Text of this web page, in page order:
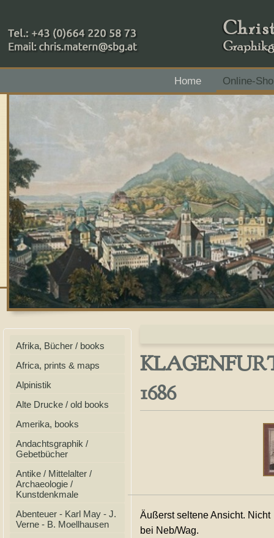
+43 (0)664 220 58 73
Home
Online-
Zahlungsmethoden: RAIBA - Flachgau Mitte - IBAN
Afrika, Bücher / books
Africa, prints & maps
Alpinistik
Alte Drucke / old books
Amerika, books
Andachtsgraphik /
Gebetbücher
Antike / Mittelalter /
Archaeologie /
Kunstdenkmale
Abenteuer - Karl May - J.
Verne - B. Moellhausen
1686
Äußerst seltene Ansicht. Nicht
bei Neb/Wag.